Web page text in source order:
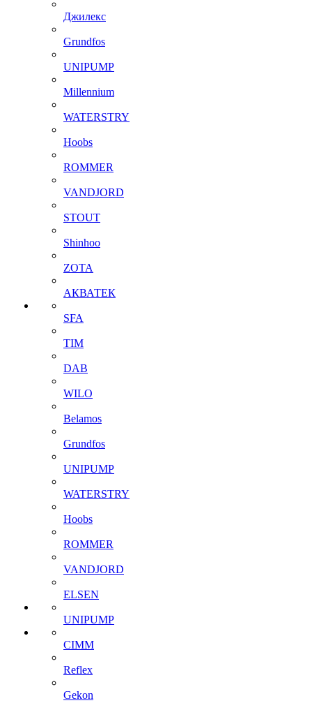
Джилекс
Grundfos
UNIPUMP
Millennium
WATERSTRY
Hoobs
ROMMER
VANDJORD
STOUT
Shinhoo
ZOTA
АКВАТЕК
SFA
TIM
DAB
WILO
Belamos
Grundfos
UNIPUMP
WATERSTRY
Hoobs
ROMMER
VANDJORD
ELSEN
UNIPUMP
CIMM
Reflex
Gekon